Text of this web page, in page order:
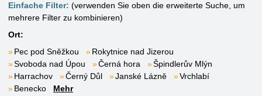
Einfache Filter: (verwenden Sie oben die erweiterte Suche, um
mehrere Filter zu kombinieren)
Ort:
Pec pod Sněžkou
Rokytnice nad Jizerou
Svoboda nad Úpou
Černá hora
Špindlerův Mlýn
Harrachov
Černý Důl Janské Lázně
Vrchlabí
Benecko
Mehr